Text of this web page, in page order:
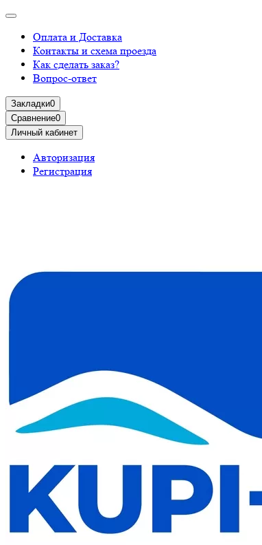
Оплата и Доставка
Контакты и схема проезда
Как сделать заказ?
Вопрос-ответ
Закладки0
Сравнение0
Личный кабинет
Авторизация
Регистрация